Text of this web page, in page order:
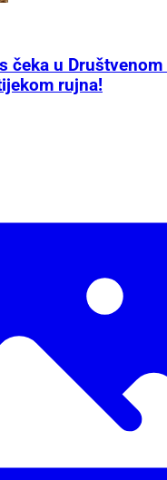
čeka u
rujna!